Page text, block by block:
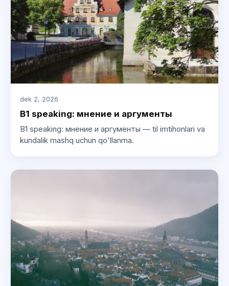
dek 2, 2026
B1 speaking: мнение и аргументы
B1 speaking: мнение и аргументы — til imtihonlari va
kundalik mashq uchun qo'llanma.